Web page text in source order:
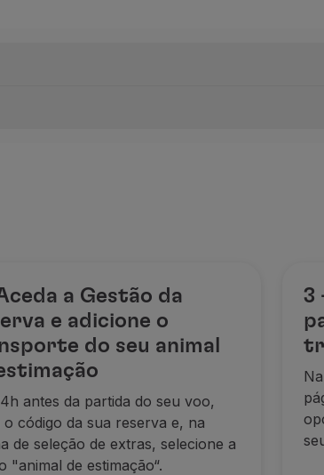
ida ou ida e volta) e por animal de estimação
Miles&Go que indiquem o seu Número
em seu nome, e pela TAP Express
(só ida ou ida e volta) e por animal
a Gestão da
e adicione o
do seu animal
antes da partida do seu voo,
o código da sua reserva e, na
de seleção de extras, selecione a
"animal de estimação“.
3